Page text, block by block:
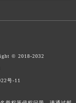
© 2018-2032
号-11